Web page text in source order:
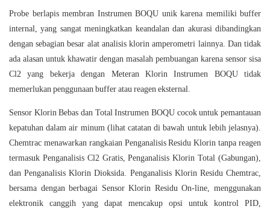
Probe berlapis membran Instrumen BOQU unik karena memiliki buffer
internal, yang sangat meningkatkan keandalan dan akurasi dibandingkan
dengan sebagian besar alat analisis klorin amperometri lainnya. Dan tidak
ada alasan untuk khawatir dengan masalah pembuangan karena sensor sisa
Cl2 yang bekerja dengan Meteran Klorin Instrumen BOQU tidak
memerlukan penggunaan buffer atau reagen eksternal.
Sensor Klorin Bebas dan Total Instrumen BOQU cocok untuk pemantauan
kepatuhan dalam air minum (lihat catatan di bawah untuk lebih jelasnya).
Chemtrac menawarkan rangkaian Penganalisis Residu Klorin tanpa reagen
termasuk Penganalisis Cl2 Gratis, Penganalisis Klorin Total (Gabungan),
dan Penganalisis Klorin Dioksida. Penganalisis Klorin Residu Chemtrac,
bersama dengan berbagai Sensor Klorin Residu On-line, menggunakan
elektronik canggih yang dapat mencakup opsi untuk kontrol PID,